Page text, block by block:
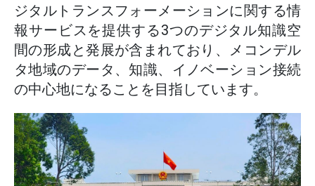
ジタルトランスフォーメーションに関する情
報サービスを提供する3つのデジタル知識空
間の形成と発展が含まれており、メコンデル
タ地域のデータ、知識、イノベーション接続
の中心地になることを目指しています。